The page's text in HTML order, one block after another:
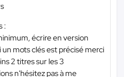
:
écrire en version
mots clés est précisé merci
2 titres sur les 3
n'hésitez pas à me